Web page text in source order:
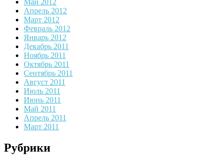
Май 2012
Апрель 2012
Март 2012
Февраль 2012
Январь 2012
Декабрь 2011
Ноябрь 2011
Октябрь 2011
Сентябрь 2011
Август 2011
Июль 2011
Июнь 2011
Май 2011
Апрель 2011
Март 2011
Рубрики